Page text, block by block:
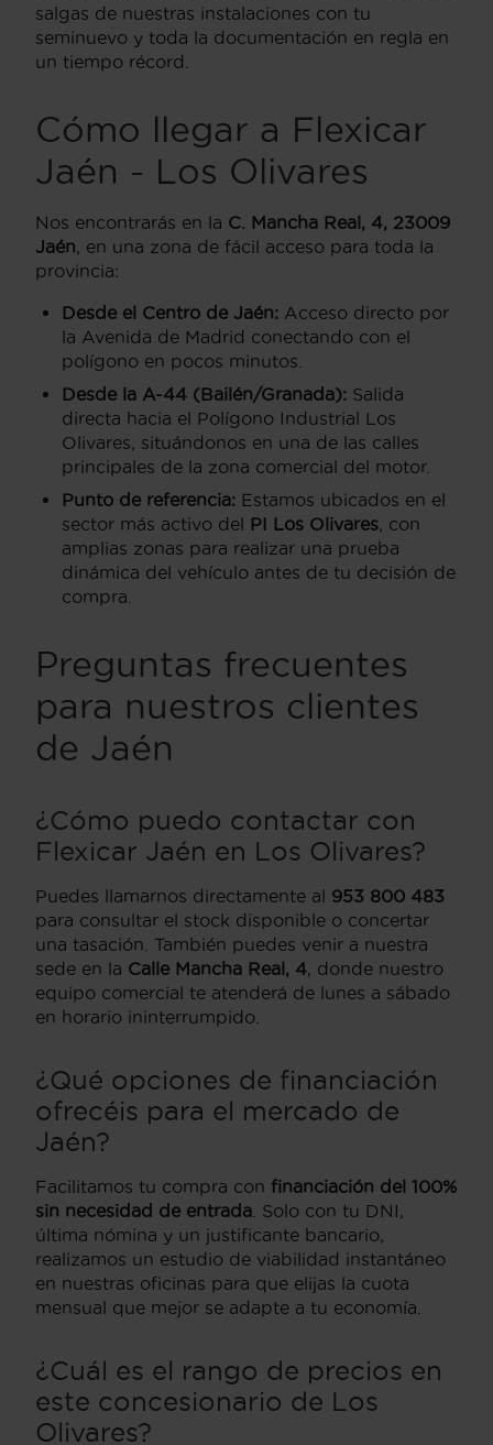
salgas de nuestras instalaciones con tu
seminuevo y toda la documentación en regla en
un tiempo récord.
Cómo llegar a Flexicar
Jaén - Los Olivares
Nos encontrarás en la C. Mancha Real, 4, 23009
Jaén , en una zona de fácil acceso para toda la
provincia:
Desde el Centro de Jaén: Acceso directo por
la Avenida de Madrid conectando con el
polígono en pocos minutos.
Desde la A-44 (Bailén/Granada): Salida
directa hacia el Polígono Industrial Los
Olivares, situándonos en una de las calles
principales de la zona comercial del motor.
Punto de referencia: Estamos ubicados en el
sector más activo del PI Los Olivares , con
amplias zonas para realizar una prueba
dinámica del vehículo antes de tu decisión de
compra.
Preguntas frecuentes
para nuestros clientes
de Jaén
¿Cómo puedo contactar con
Flexicar Jaén en Los Olivares?
Puedes llamarnos directamente al 953 800 483
para consultar el stock disponible o concertar
una tasación. También puedes venir a nuestra
sede en la Calle Mancha Real, 4 , donde nuestro
equipo comercial te atenderá de lunes a sábado
en horario ininterrumpido.
¿Qué opciones de financiación
ofrecéis para el mercado de
Jaén?
Facilitamos tu compra con financiación del 100%
sin necesidad de entrada . Solo con tu DNI,
última nómina y un justificante bancario,
realizamos un estudio de viabilidad instantáneo
en nuestras oficinas para que elijas la cuota
mensual que mejor se adapte a tu economía.
¿Cuál es el rango de precios en
este concesionario de Los
Olivares?